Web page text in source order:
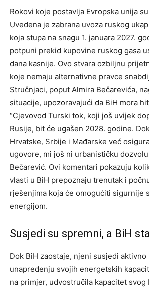
Rokovi koje postavlja Evropska unija
Uvedena je zabrana uvoza ruskog
koja stupa na snagu 1. januara 2027.
potpuni prekid kupovine ruskog gasa
dana kasnije. Ovo stvara ozbiljnu
koje nemaju alternativne pravce
Stručnjaci, poput Almira Bečarevića,
situacije, upozoravajući da BiH mora
“Cjevovod Turski tok, koji još uvijek
Rusije, bit će ugašen 2028. godine.
Hrvatske, Srbije i Mađarske već
ugovore, mi još ni urbanističku dozvolu
Bečarević. Ovi komentari pokazuju
vlasti u BiH prepoznaju trenutak i
rješenjima koja će omogućiti sigurnije
energijom.
Susjedi su spremni, a BiH
Dok BiH zaostaje, njeni susjedi aktivno
unapređenju svojih energetskih
na primjer, udvostručila kapacitet svog